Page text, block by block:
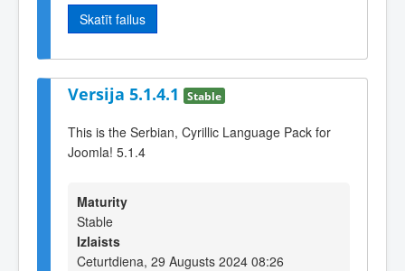
Skatīt failus
Versija 5.1.4.1 Stable
This is the Serbian, Cyrillic Language Pack for
Joomla! 5.1.4
Maturity
Stable
Izlaists
Ceturtdiena, 29 Augusts 2024 08:26